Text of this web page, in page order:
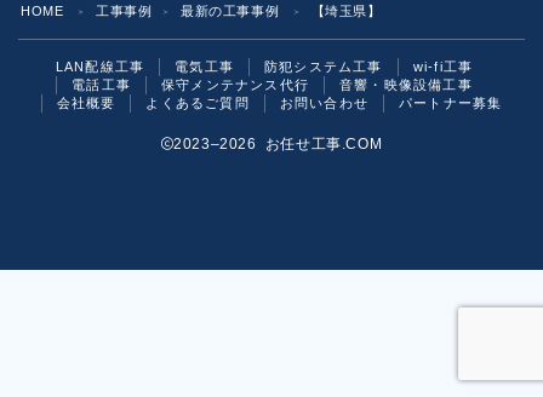
HOME ＞ 工事事例 ＞ 最新の工事事例 ＞ 【埼玉県】
LAN配線工事 電気工事 防犯システム工事
wi-fi工事
電話工事
保守メンテナンス代行
音響・映像設備工事
会社概要
よくあるご質問 お問い合わせ パートナー募集
2023–2026 お任せ工事.COM